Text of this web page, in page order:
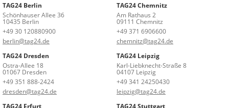
TAG24 Berlin
Schönhauser Allee 36
10435 Berlin
+49 30 120880900
berlin@tag24.de
TAG24 Chemnitz
Am Rathaus 2
09111 Chemnitz
+49 371 6906600
chemnitz@tag24.de
TAG24 Dresden
Ostra-Allee 18
01067 Dresden
+49 351 888-2424
dresden@tag24.de
TAG24 Leipzig
Karl-Liebknecht-Straße 8
04107 Leipzig
+49 341 24250430
leipzig@tag24.de
TAG24 Erfurt
TAG24 Stuttgart